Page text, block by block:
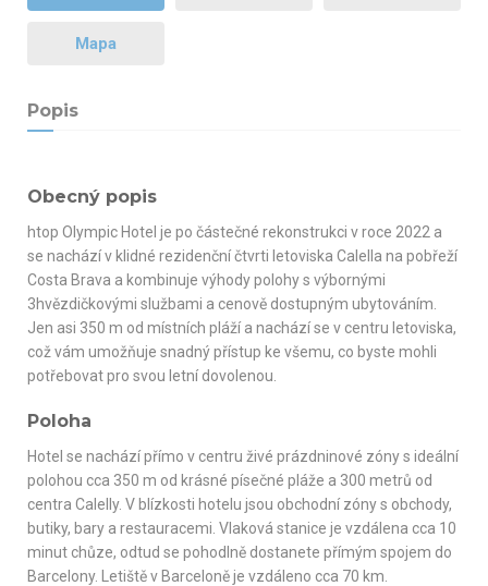
Mapa
Popis
Obecný popis
htop Olympic Hotel je po částečné rekonstrukci v roce 2022 a
se nachází v klidné rezidenční čtvrti letoviska Calella na pobřeží
Costa Brava a kombinuje výhody polohy s výbornými
3hvězdičkovými službami a cenově dostupným ubytováním.
Jen asi 350 m od místních pláží a nachází se v centru letoviska,
což vám umožňuje snadný přístup ke všemu, co byste mohli
potřebovat pro svou letní dovolenou.
Poloha
Hotel se nachází přímo v centru živé prázdninové zóny s ideální
polohou cca 350 m od krásné písečné pláže a 300 metrů od
centra Calelly. V blízkosti hotelu jsou obchodní zóny s obchody,
butiky, bary a restauracemi. Vlaková stanice je vzdálena cca 10
minut chůze, odtud se pohodlně dostanete přímým spojem do
Barcelony. Letiště v Barceloně je vzdáleno cca 70 km.